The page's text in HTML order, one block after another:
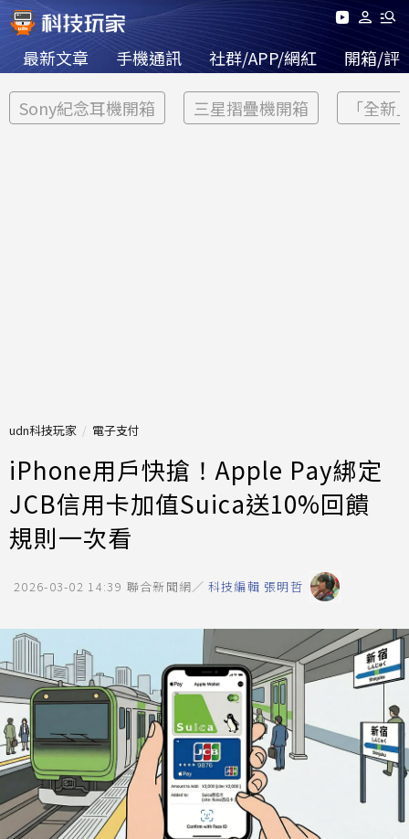
最新文章 手機通訊 社群/APP/網紅 開箱/評
Sony紀念耳機開箱 三星摺疊機開箱 「全新
udn科技玩家 電子支付
iPhone用戶快搶！Apple Pay綁定
JCB信用卡加值Suica送10%回饋
規則一次看
2026-03-02 14:39 聯合新聞網／ 科技編輯 張明哲